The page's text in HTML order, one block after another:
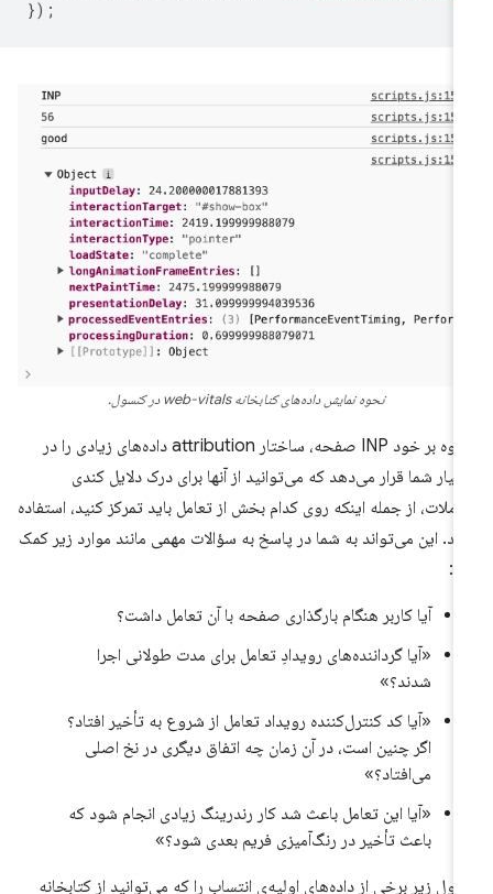
نحوه نمایش داده‌های کتابخانه web-vitals در کنسول.
علاوه بر خود INP صفحه، ساختار attribution داده‌های زیادی را در
شما قرار می‌دهد که می‌توانید از آنها برای درک دلایل کندی
از جمله اینکه روی کدام بخش از تعامل باید تمرکز کنید، استفاده
این می‌تواند به شما در پاسخ به سؤالات مهمی مانند موارد زیر کمک
آیا کاربر هنگام بارگذاری صفحه با آن تعامل داشت؟
«آیا گرداننده‌های رویدادِ تعامل برای مدت طولانی اجرا
شدند؟»
«آیا کد کنترل‌کننده رویداد تعامل از شروع به تأخیر افتاد؟
اگر چنین است، در آن زمان چه اتفاق دیگری در نخ اصلی
می‌افتاد؟»
«آیا این تعامل باعث شد کار رندرینگ زیادی انجام شود که
باعث تأخیر در رنگ‌آمیزی فریم بعدی شود؟»
زیر برخی از داده‌های اولیه‌ی انتساب را که می‌توانید از کتابخانه